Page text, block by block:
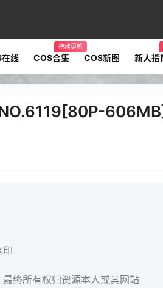
线 COS合集
持续更新
COS新图 新人指
印
终所有权归资源本人或其网站